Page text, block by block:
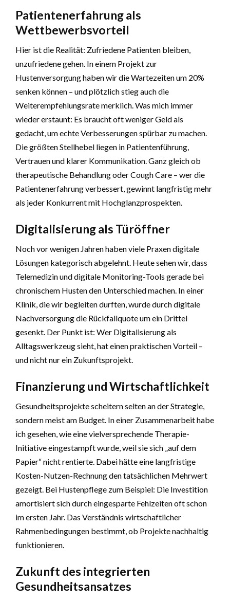
Patientenerfahrung als
Wettbewerbsvorteil
Hier ist die Realität: Zufriedene Patienten bleiben,
unzufriedene gehen. In einem Projekt zur
Hustenversorgung haben wir die Wartezeiten um 20%
senken können – und plötzlich stieg auch die
Weiterempfehlungsrate merklich. Was mich immer
wieder erstaunt: Es braucht oft weniger Geld als
gedacht, um echte Verbesserungen spürbar zu machen.
Die größten Stellhebel liegen in Patientenführung,
Vertrauen und klarer Kommunikation. Ganz gleich ob
therapeutische Behandlung oder Cough Care – wer die
Patientenerfahrung verbessert, gewinnt langfristig mehr
als jeder Konkurrent mit Hochglanzprospekten.
Digitalisierung als Türöffner
Noch vor wenigen Jahren haben viele Praxen digitale
Lösungen kategorisch abgelehnt. Heute sehen wir, dass
Telemedizin und digitale Monitoring-Tools gerade bei
chronischem Husten den Unterschied machen. In einer
Klinik, die wir begleiten durften, wurde durch digitale
Nachversorgung die Rückfallquote um ein Drittel
gesenkt. Der Punkt ist: Wer Digitalisierung als
Alltagswerkzeug sieht, hat einen praktischen Vorteil –
und nicht nur ein Zukunftsprojekt.
Finanzierung und Wirtschaftlichkeit
Gesundheitsprojekte scheitern selten an der Strategie,
sondern meist am Budget. In einer Zusammenarbeit habe
ich gesehen, wie eine vielversprechende Therapie-
Initiative eingestampft wurde, weil sie sich „auf dem
Papier“ nicht rentierte. Dabei hätte eine langfristige
Kosten-Nutzen-Rechnung den tatsächlichen Mehrwert
gezeigt. Bei Hustenpflege zum Beispiel: Die Investition
amortisiert sich durch eingesparte Fehlzeiten oft schon
im ersten Jahr. Das Verständnis wirtschaftlicher
Rahmenbedingungen bestimmt, ob Projekte nachhaltig
funktionieren.
Zukunft des integrierten
Gesundheitsansatzes